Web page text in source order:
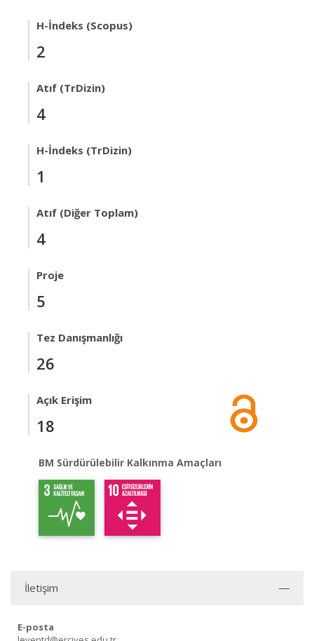
H-İndeks (Scopus)
2
Atıf (TrDizin)
4
H-İndeks (TrDizin)
1
Atıf (Diğer Toplam)
4
Proje
5
Tez Danışmanlığı
26
Açık Erişim
18
BM Sürdürülebilir Kalkınma Amaçları
İletişim
E-posta